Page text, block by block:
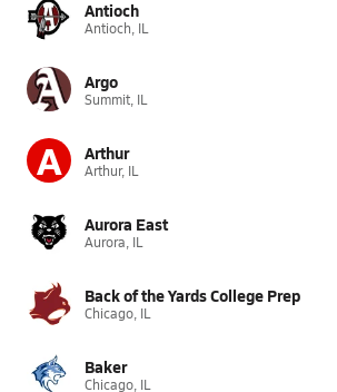
Antioch
Antioch, IL
Argo
Summit, IL
A Arthur
Arthur, IL
Aurora East
Aurora, IL
Back of the Yards College Prep
Chicago, IL
Baker
Chicago, IL